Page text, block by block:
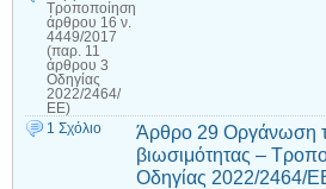
Τροποποίηση
άρθρου 16 ν.
4449/2017
(παρ. 11
άρθρου 3
Οδηγίας
2022/2464/
ΕΕ)
1 Σχόλιο
Άρθρο 29 Οργάνωση
βιωσιμότητας –
Οδηγίας 2022/2464/